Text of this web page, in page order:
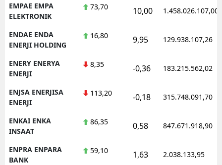
EMPAE EMPA
ELEKTRONIK
73,70 10,00 1.458.026.107,00
ENDAE ENDA
ENERJI HOLDING
16,80 9,95 129.938.107,26
ENERY ENERYA
ENERJI
8,35 -0,36 183.215.562,02
ENJSA ENERJISA
ENERJI
113,20 -0,18 315.748.091,70
ENKAI ENKA
INSAAT
86,35 0,58 847.671.918,90
ENPRA ENPARA
BANK
59,10 1,63 2.038.133,95